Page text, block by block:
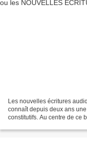
Les nouvelles écritures
connaît depuis deux ans
constitutifs. Au centre de ce